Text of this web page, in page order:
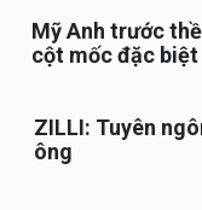
Mỹ Anh trước
cột mốc đặc
ZILLI: Tuyên
ông